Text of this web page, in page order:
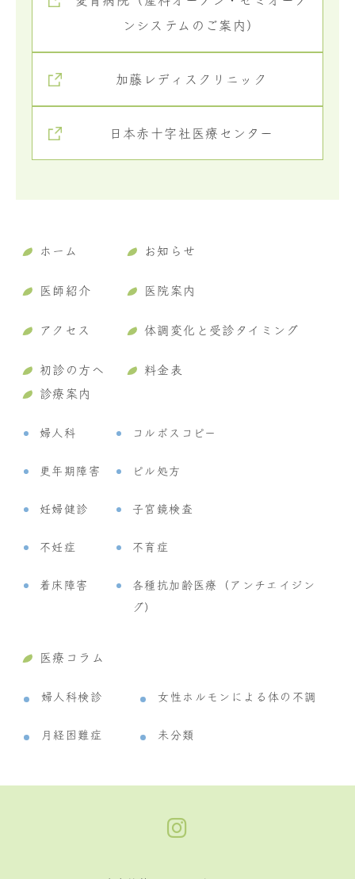
ンシステムのご案内）
加藤レディス クリニック
日本赤十字社医療 センター
ホーム お知らせ
医師紹介 医院案内
アクセス 体調変化と受診タイミング
初診の方へ
料金表
診療案内
婦人科 コルポスコピー
更年期障害 ピル処方
妊婦健診 子宮鏡検査
不妊症 不育症
着床障害
各種抗加齢医療（アンチエイジン
グ）
医療コラム
婦人科検診 女性ホルモンによる体の不調
月経困難症 未分類